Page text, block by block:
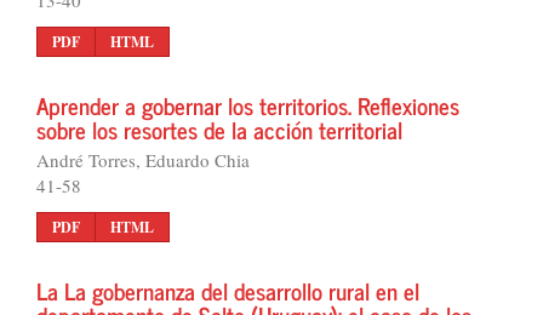
PDF HTML
Aprender a gobernar los territorios. Reflexiones
sobre los resortes de la acción territorial
André Torres, Eduardo Chia
41-58
PDF HTML
La La gobernanza del desarrollo rural en el